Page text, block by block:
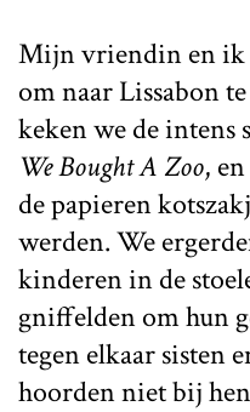
Mijn vriendin en ik
om naar Lissabon
keken we de
We Bought A Zoo,
de papieren
werden. We
kinderen in de
gniffelden om hun
tegen elkaar sisten
hoorden niet bij